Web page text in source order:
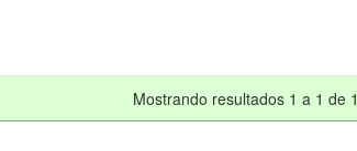
Mostrando resultados 1 a 1 de 1